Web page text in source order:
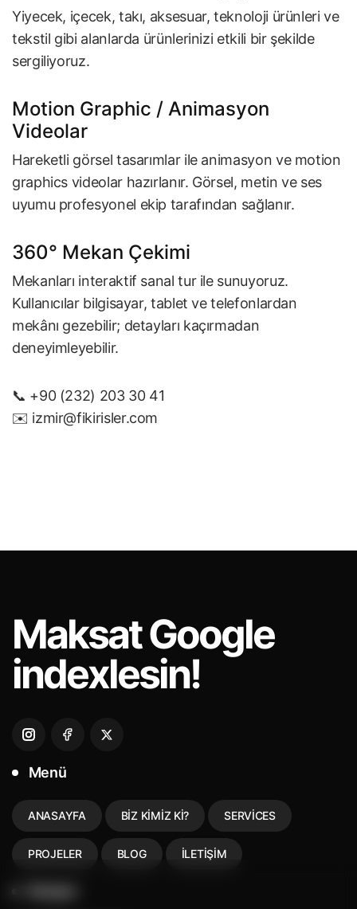
Yiyecek, içecek, takı, aksesuar, teknoloji ürünleri ve
tekstil gibi alanlarda ürünlerinizi etkili bir şekilde
sergiliyoruz.
Motion Graphic / Animasyon
Videolar
Hareketli görsel tasarımlar ile animasyon ve motion
graphics videolar hazırlanır. Görsel, metin ve ses
uyumu profesyonel ekip tarafından sağlanır.
360° Mekan Çekimi
Mekanları interaktif sanal tur ile sunuyoruz.
Kullanıcılar bilgisayar, tablet ve telefonlardan
mekânı gezebilir; detayları kaçırmadan
deneyimleyebilir.
📞 +90 (232) 203 30 41
✉️ izmir@fikirisler.com
MaksatGoogle
indexlesin!
Menü
ANASAYFA BIZ KIMIZ KI? SERVICES
PROJELER BLOG İLETIŞIM